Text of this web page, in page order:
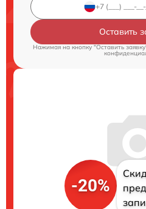
Оставить
Нажимая на кнопку "Оставить
-20%